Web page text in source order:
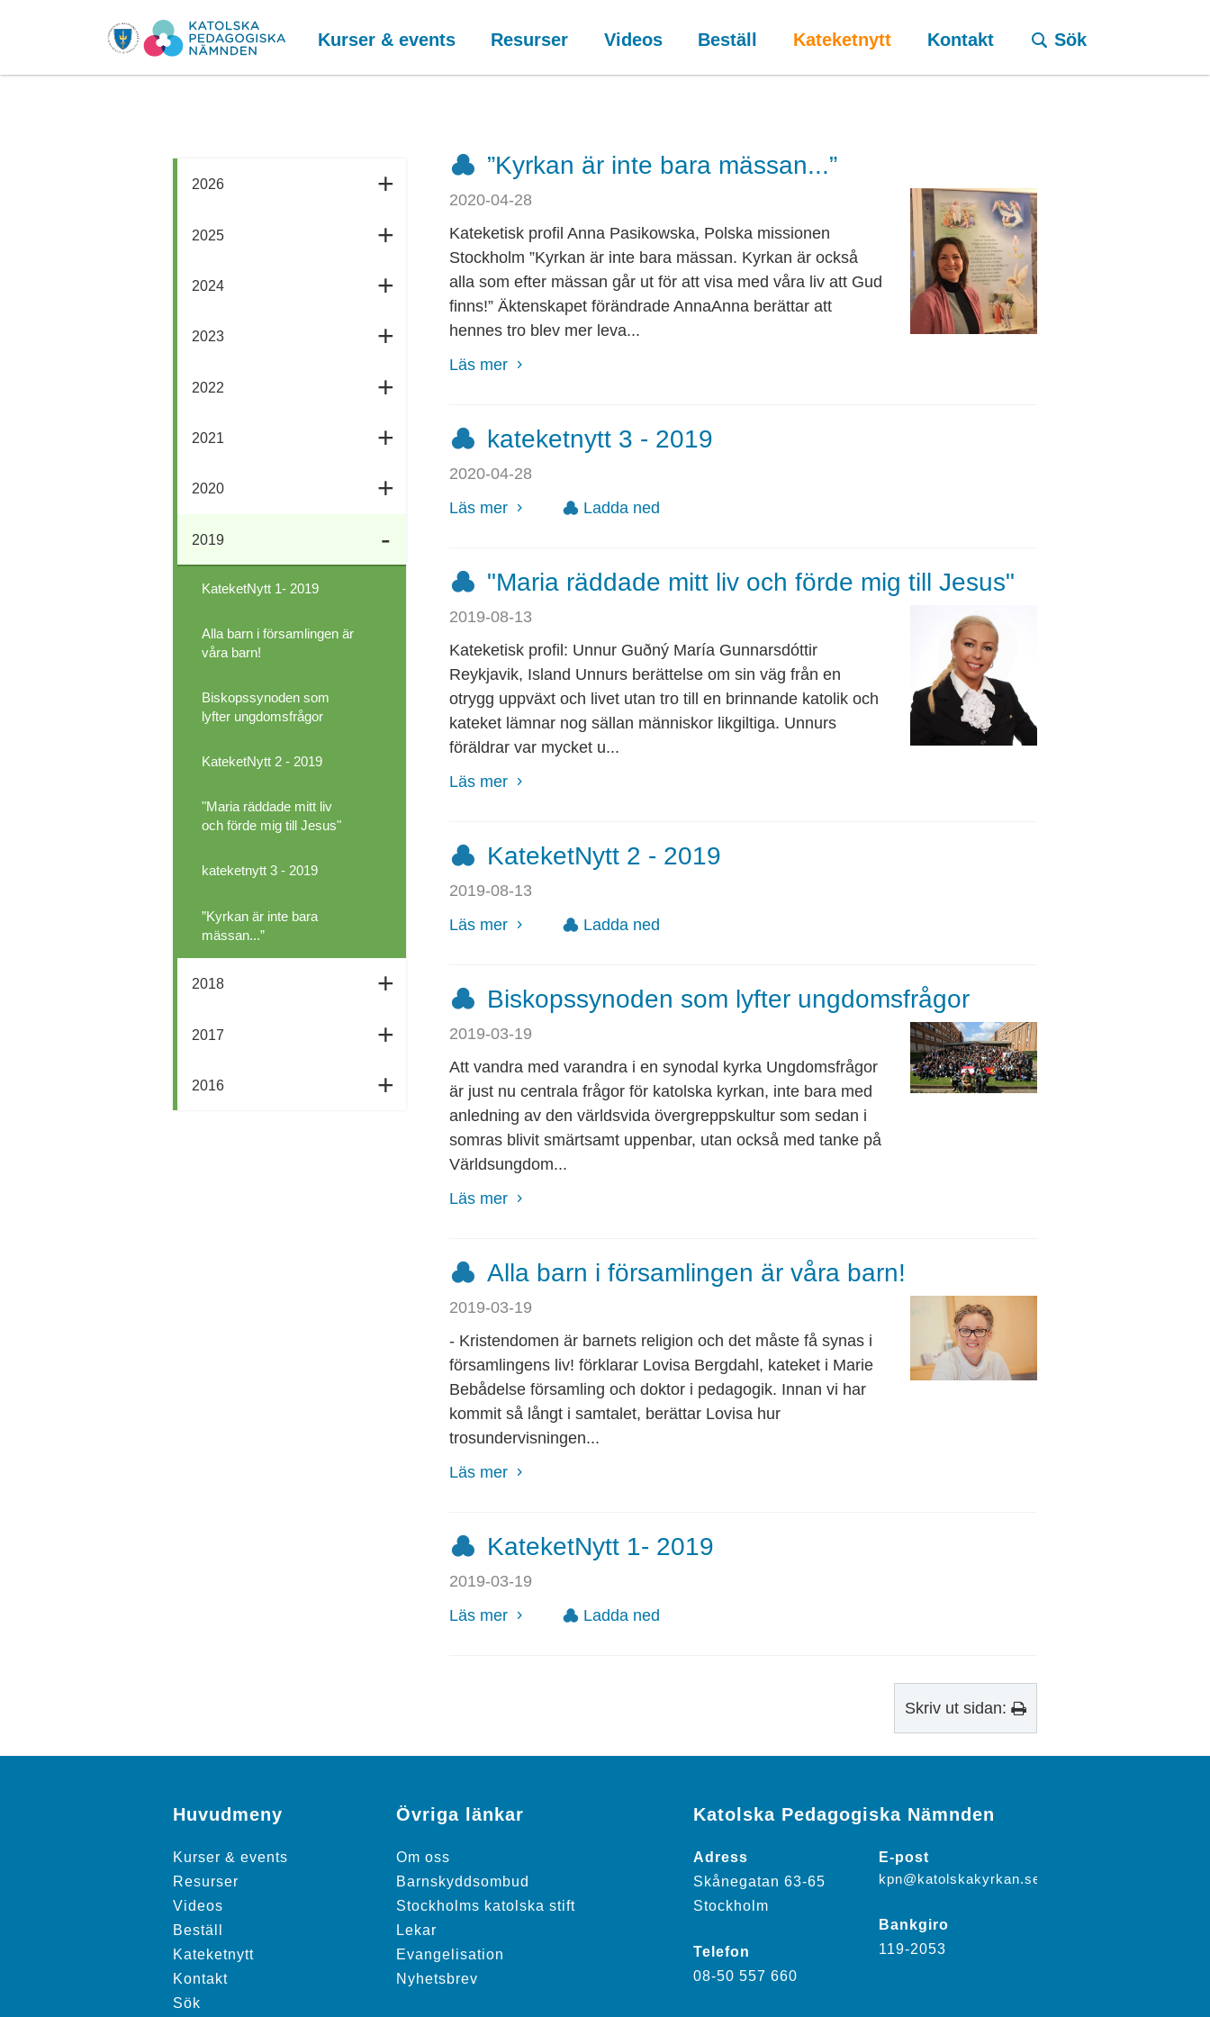
Kurser & events Resurser Videos Beställ Kateketnytt Kontakt Sök
2026
2025
2024
2023
2022
2021
2020
2019
KateketNytt 1- 2019
Alla barn i församlingen är
våra barn!
Biskopssynoden som
lyfter ungdomsfrågor
KateketNytt 2 - 2019
"Maria räddade mitt liv
och förde mig till Jesus"
kateketnytt 3 - 2019
”Kyrkan är inte bara
mässan...”
2018
2017
2016
”Kyrkan är inte bara mässan...”
2020-04-28
Kateketisk profil Anna Pasikowska, Polska missionen
Stockholm ”Kyrkan är inte bara mässan. Kyrkan är också
alla som efter mässan går ut för att visa med våra liv att Gud
finns!” Äktenskapet förändrade AnnaAnna berättar att
hennes tro blev mer leva...
Läs mer
kateketnytt 3 - 2019
2020-04-28
Läs mer
Ladda ned
"Maria räddade mitt liv och förde mig till Jesus"
2019-08-13
Kateketisk profil: Unnur Guðný María Gunnarsdóttir
Reykjavik, Island Unnurs berättelse om sin väg från en
otrygg uppväxt och livet utan tro till en brinnande katolik och
kateket lämnar nog sällan människor likgiltiga. Unnurs
föräldrar var mycket u...
Läs mer
KateketNytt 2 - 2019
2019-08-13
Läs mer
Ladda ned
Biskopssynoden som lyfter ungdomsfrågor
2019-03-19
Att vandra med varandra i en synodal kyrka Ungdomsfrågor
är just nu centrala frågor för katolska kyrkan, inte bara med
anledning av den världsvida övergreppskultur som sedan i
somras blivit smärtsamt uppenbar, utan också med tanke på
Världsungdom...
Läs mer
Alla barn i församlingen är våra barn!
2019-03-19
- Kristendomen är barnets religion och det måste få synas i
församlingens liv! förklarar Lovisa Bergdahl, kateket i Marie
Bebådelse församling och doktor i pedagogik. Innan vi har
kommit så långt i samtalet, berättar Lovisa hur
trosundervisningen...
Läs mer
KateketNytt 1- 2019
2019-03-19
Läs mer
Ladda ned
Skriv ut sidan:
Huvudmeny
Kurser & events
Resurser
Videos
Beställ
Kateketnytt
Kontakt
Sök
Övriga länkar
Om oss
Barnskyddsombud
Stockholms katolska stift
Lekar
Evangelisation
Nyhetsbrev
Katolska Pedagogiska Nämnden
Adress
Skånegatan 63-65
Stockholm
Telefon
08-50 557 660
E-post
kpn@katolskakyrkan.se
Bankgiro
119-2053